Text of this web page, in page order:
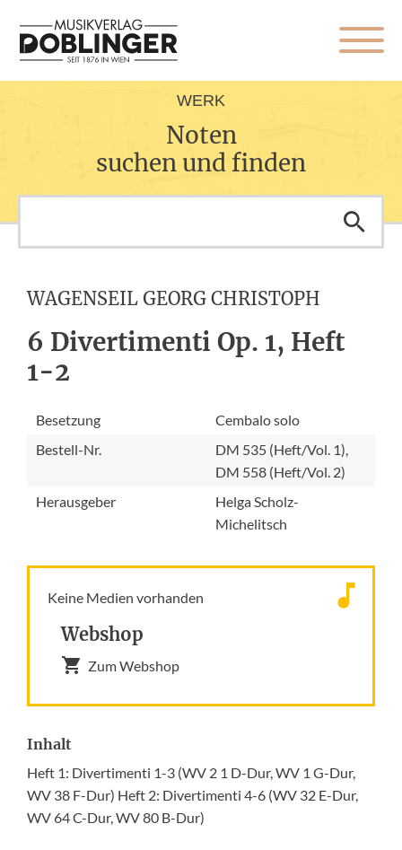
WERK
Noten
suchen und finden
WAGENSEIL GEORG CHRISTOPH
6 Divertimenti Op. 1, Heft
1-2
Besetzung
Cembalo solo
Bestell-Nr.
DM 535 (Heft/Vol. 1),
DM 558 (Heft/Vol. 2)
Herausgeber
Helga Scholz-
Michelitsch
Keine Medien vorhanden
Webshop
Zum Webshop
Inhalt
Heft 1: Divertimenti 1-3 (WV 2 1 D-Dur, WV 1 G-Dur,
WV 38 F-Dur) Heft 2: Divertimenti 4-6 (WV 32 E-Dur,
WV 64 C-Dur, WV 80 B-Dur)